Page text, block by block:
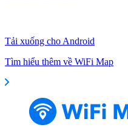
Tải xuống cho Android
Tìm hiểu thêm về WiFi Map